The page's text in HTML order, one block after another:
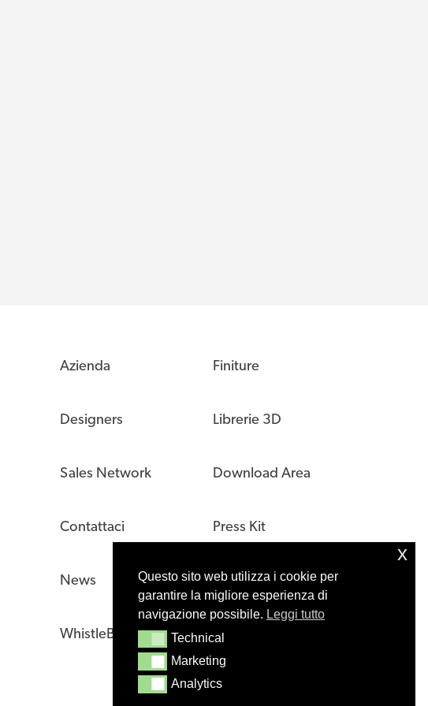
Questo sito web utilizza i cookie per
garantire la migliore esperienza di
navigazione possibile. Leggi tutto
TechnicalTechnical
MarketingMarketing
AnalyticsAnalytics
x
Azienda
Designers
Sales Network
Contattaci
News
WhistleBlowing
Finiture
Librerie 3D
Download Area
Press Kit
Privacy